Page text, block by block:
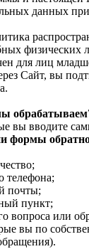
данных
физических
для лиц
Сайт, вы
вы вводите
формы
телефона;
почты;
пункт;
вопроса или
вы по